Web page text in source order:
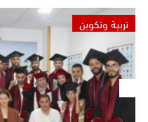
تربية وتكوين